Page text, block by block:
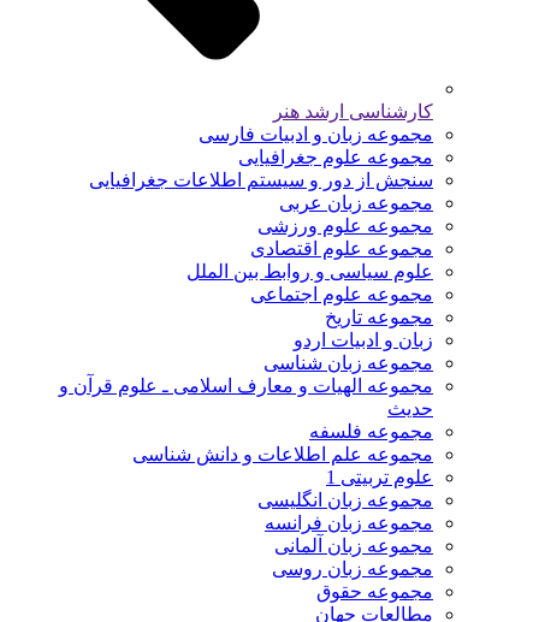
کارشناسی ارشد هنر
مجموعه زبان و ادبیات فارسی
مجموعه علوم جغرافیایی
سنجش از دور و سیستم اطلاعات جغرافیایی
مجموعه زبان عربی
مجموعه علوم ورزشی
مجموعه علوم اقتصادی
علوم سیاسی و روابط بین الملل
مجموعه علوم اجتماعی
مجموعه تاریخ
زبان و ادبیات اردو
مجموعه زبان شناسی
مجموعه الهیات و معارف اسلامی ـ علوم قرآن و
حدیث
مجموعه فلسفه
مجموعه علم اطلاعات و دانش شناسی
علوم تربیتی 1
مجموعه زبان انگلیسی
مجموعه زبان فرانسه
مجموعه زبان آلمانی
مجموعه زبان روسی
مجموعه حقوق
مطالعات جهان